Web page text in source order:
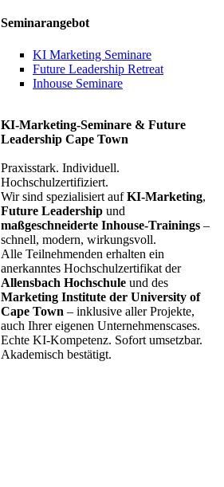
Seminarangebot
KI Marketing Seminare
Future Leadership Retreat
Inhouse Seminare
KI-Marketing-Seminare & Future
Leadership Cape Town
Praxisstark. Individuell.
Hochschulzertifiziert.
Wir sind spezialisiert aufKI-Marketing,
Future Leadership und
maßgeschneiderte Inhouse-Trainings –
schnell, modern, wirkungsvoll.
Alle Teilnehmenden erhalten ein
anerkanntes Hochschulzertifikat der
Allensbach Hochschule und des
Marketing Institute der University of
Cape Town – inklusive aller Projekte,
auch Ihrer eigenen Unternehmenscases.
Echte KI-Kompetenz. Sofort umsetzbar.
Akademisch bestätigt.